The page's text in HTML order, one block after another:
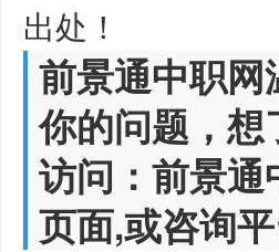
出处！
前景通中职
你的问题，
访问：前景
页面,或咨询